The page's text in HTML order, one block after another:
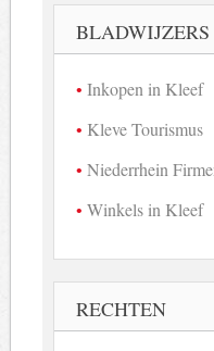
beeld
BLADWIJZERS
Inkopen in Kleef
Kleve Tourismus
Niederrhein
Winkels in Kleef
RECHTEN